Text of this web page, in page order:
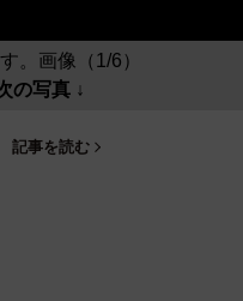
。画像（1/6）
の写真 ↓
記事を読む